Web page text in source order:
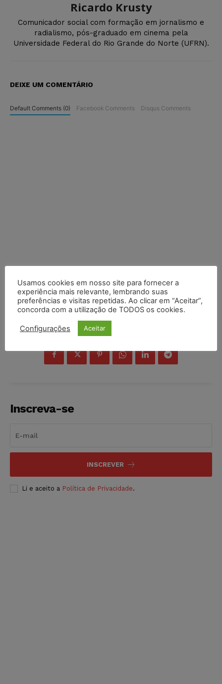
Ricardo Krusty
Comunicador social com formação em jornalismo e
radialismo, pós-graduado em cinema pela
Universidade Federal do Rio Grande do Norte (UFRN).
DEIXE UM COMENTÁRIO
Default Comments (0) Facebook Comments Disqus Comments
COMPARTILHE
Inscreva-se
INSCREVER
Li e aceito a Política de Privacidade.
Usamos cookies em nosso site para fornecer a
experiência mais relevante, lembrando suas
preferências e visitas repetidas. Ao clicar em “Aceitar”,
concorda com a utilização de TODOS os cookies.
Configurações Aceitar